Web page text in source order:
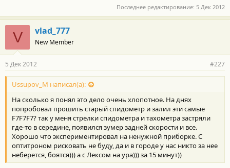
Последнее редактирование: 5 Дек 2012
V vlad_777
New Member
5 Дек 2012 #227
Ussupov_M написал(а):
На сколько я понял это дело очень хлопотное. На днях
попробовал прошить старый спидометр и залил эти самые
F7F7F7? так у меня стрелки спидометра и тахометра застряли
где-то в середине, появился зумер задней скорости и все.
Хорошо что экспериментировал на ненужной приборке. С
оптитроном рисковать не буду, да и в городе у нас никто за нее
неберется, боятся))) а с Лексом на ура))) за 15 минут))